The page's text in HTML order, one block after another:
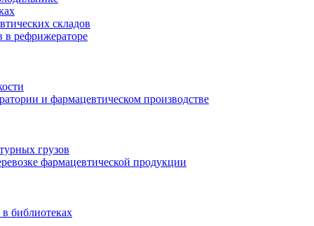
складов
в рефрижераторе
и фармацевтическом производстве
грузов
фармацевтической продукции
библиотеках